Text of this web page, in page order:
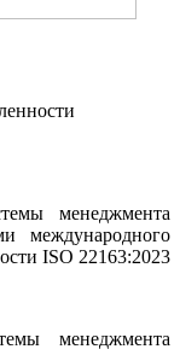
менеджмента
международного
ISO 22163:2023
менеджмента